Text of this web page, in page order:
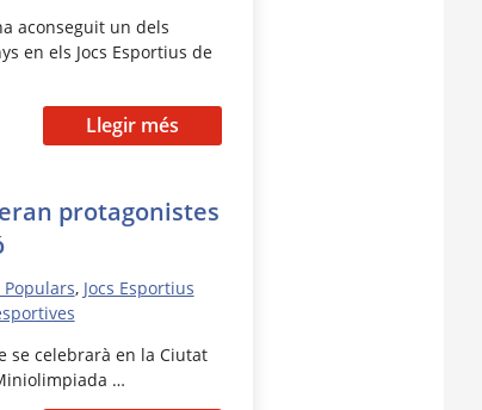
aconseguit un dels
en els Jocs Esportius de
Llegir més
protagonistes
, Jocs Esportius
se celebrarà en la Ciutat
…